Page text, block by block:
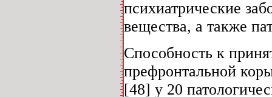
психиатрические
вещества, а также
Способность к
префронтальной
[48] у 20